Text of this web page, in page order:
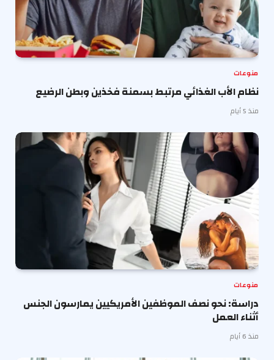
منوعات
نظام الأب الغذائي مرتبط بسمنة فخذين وبطن الرضيع
منذ 5 أيام
منوعات
دراسة: نحو نصف الموظفين الأمريكيين يمارسون الجنس
أثناء العمل
منذ 6 أيام